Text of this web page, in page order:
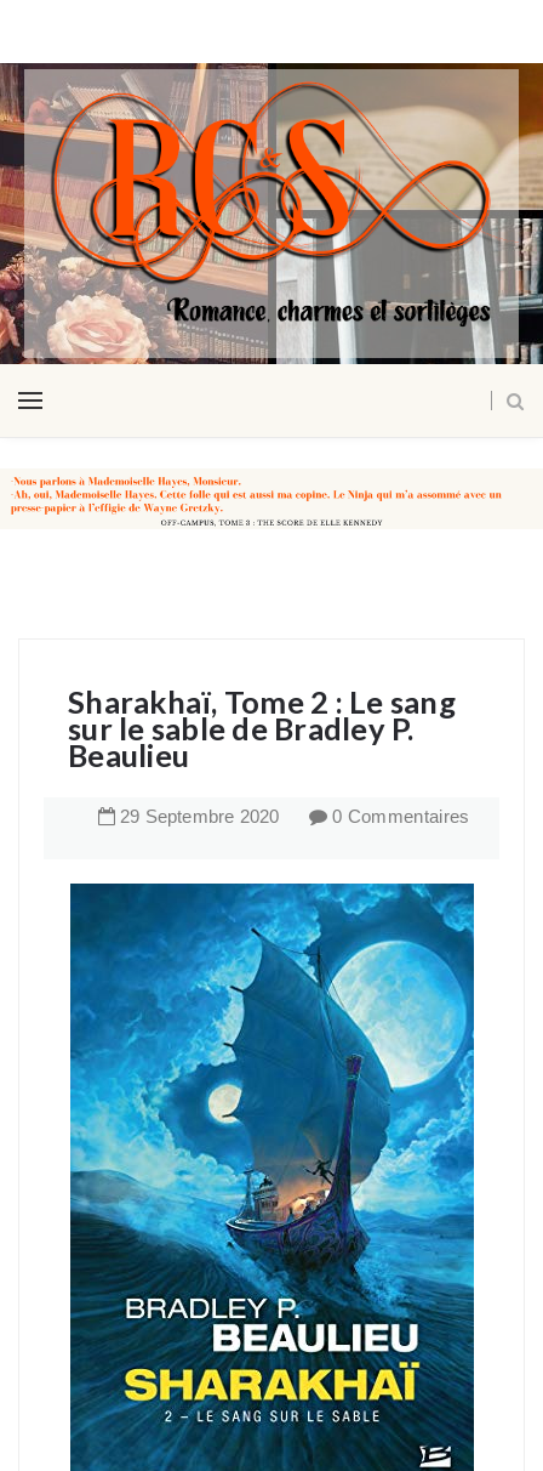
Sharakhaï, Tome 2 : Le sang
sur le sable de Bradley P.
Beaulieu
29 Septembre 2020 0 Commentaires